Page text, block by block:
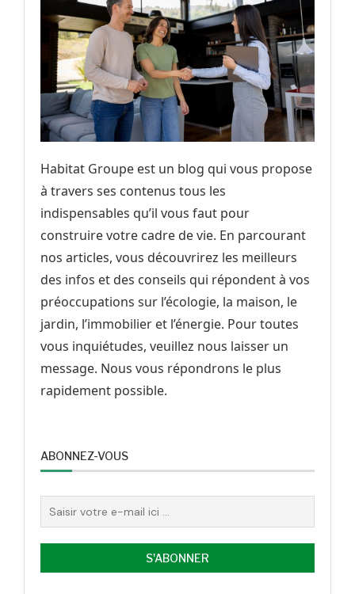
Habitat Groupe est un blog qui vous propose
à travers ses contenus tous les
indispensables qu’il vous faut pour
construire votre cadre de vie. En parcourant
nos articles, vous découvrirez les meilleurs
des infos et des conseils qui répondent à vos
préoccupations sur l’écologie, la maison, le
jardin, l’immobilier et l’énergie. Pour toutes
vous inquiétudes, veuillez nous laisser un
message. Nous vous répondrons le plus
rapidement possible.
ABONNEZ-VOUS